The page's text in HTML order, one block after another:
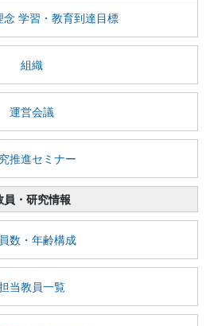
念 学習・教育到達目標
組織
運営会議
推進セミナー
員・研究情報
数・年齢構成
当教員一覧